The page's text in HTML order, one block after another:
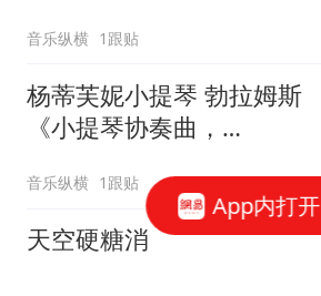
音乐纵横 1跟贴
杨蒂芙妮小提琴 勃拉姆斯
《小提琴协奏曲，
管弦乐团
音乐纵横 1跟贴
天空硬糖消
App内打开